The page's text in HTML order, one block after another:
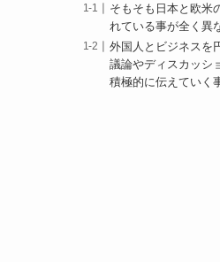
そもそも日本と欧米
れている事が全く異
外国人とビジネスを
議論やディスカッシ
積極的に伝えていく